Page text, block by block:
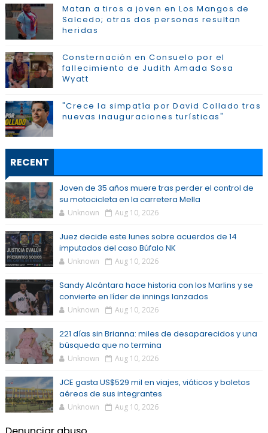
Matan a tiros a joven en Los Mangos de
Salcedo; otras dos personas resultan
heridas
Consternación en Consuelo por el
fallecimiento de Judith Amada Sosa
Wyatt
"Crece la simpatía por David Collado tras
nuevas inauguraciones turísticas"
RECENT
Joven de 35 años muere tras perder el control de
su motocicleta en la carretera Mella
Unknown Aug 10, 2026
Juez decide este lunes sobre acuerdos de 14
imputados del caso Búfalo NK
Unknown Aug 10, 2026
Sandy Alcántara hace historia con los Marlins y se
convierte en líder de innings lanzados
Unknown Aug 10, 2026
221 días sin Brianna: miles de desaparecidos y una
búsqueda que no termina
Unknown Aug 10, 2026
JCE gasta US$529 mil en viajes, viáticos y boletos
aéreos de sus integrantes
Unknown Aug 10, 2026